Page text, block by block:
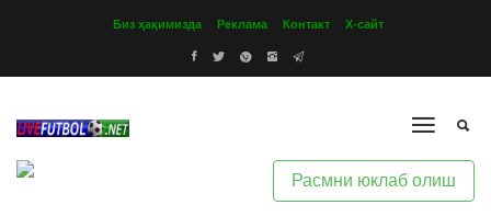
Биз ҳақимизда Реклама Контакт Х-сайт
Расмни юклаб олиш